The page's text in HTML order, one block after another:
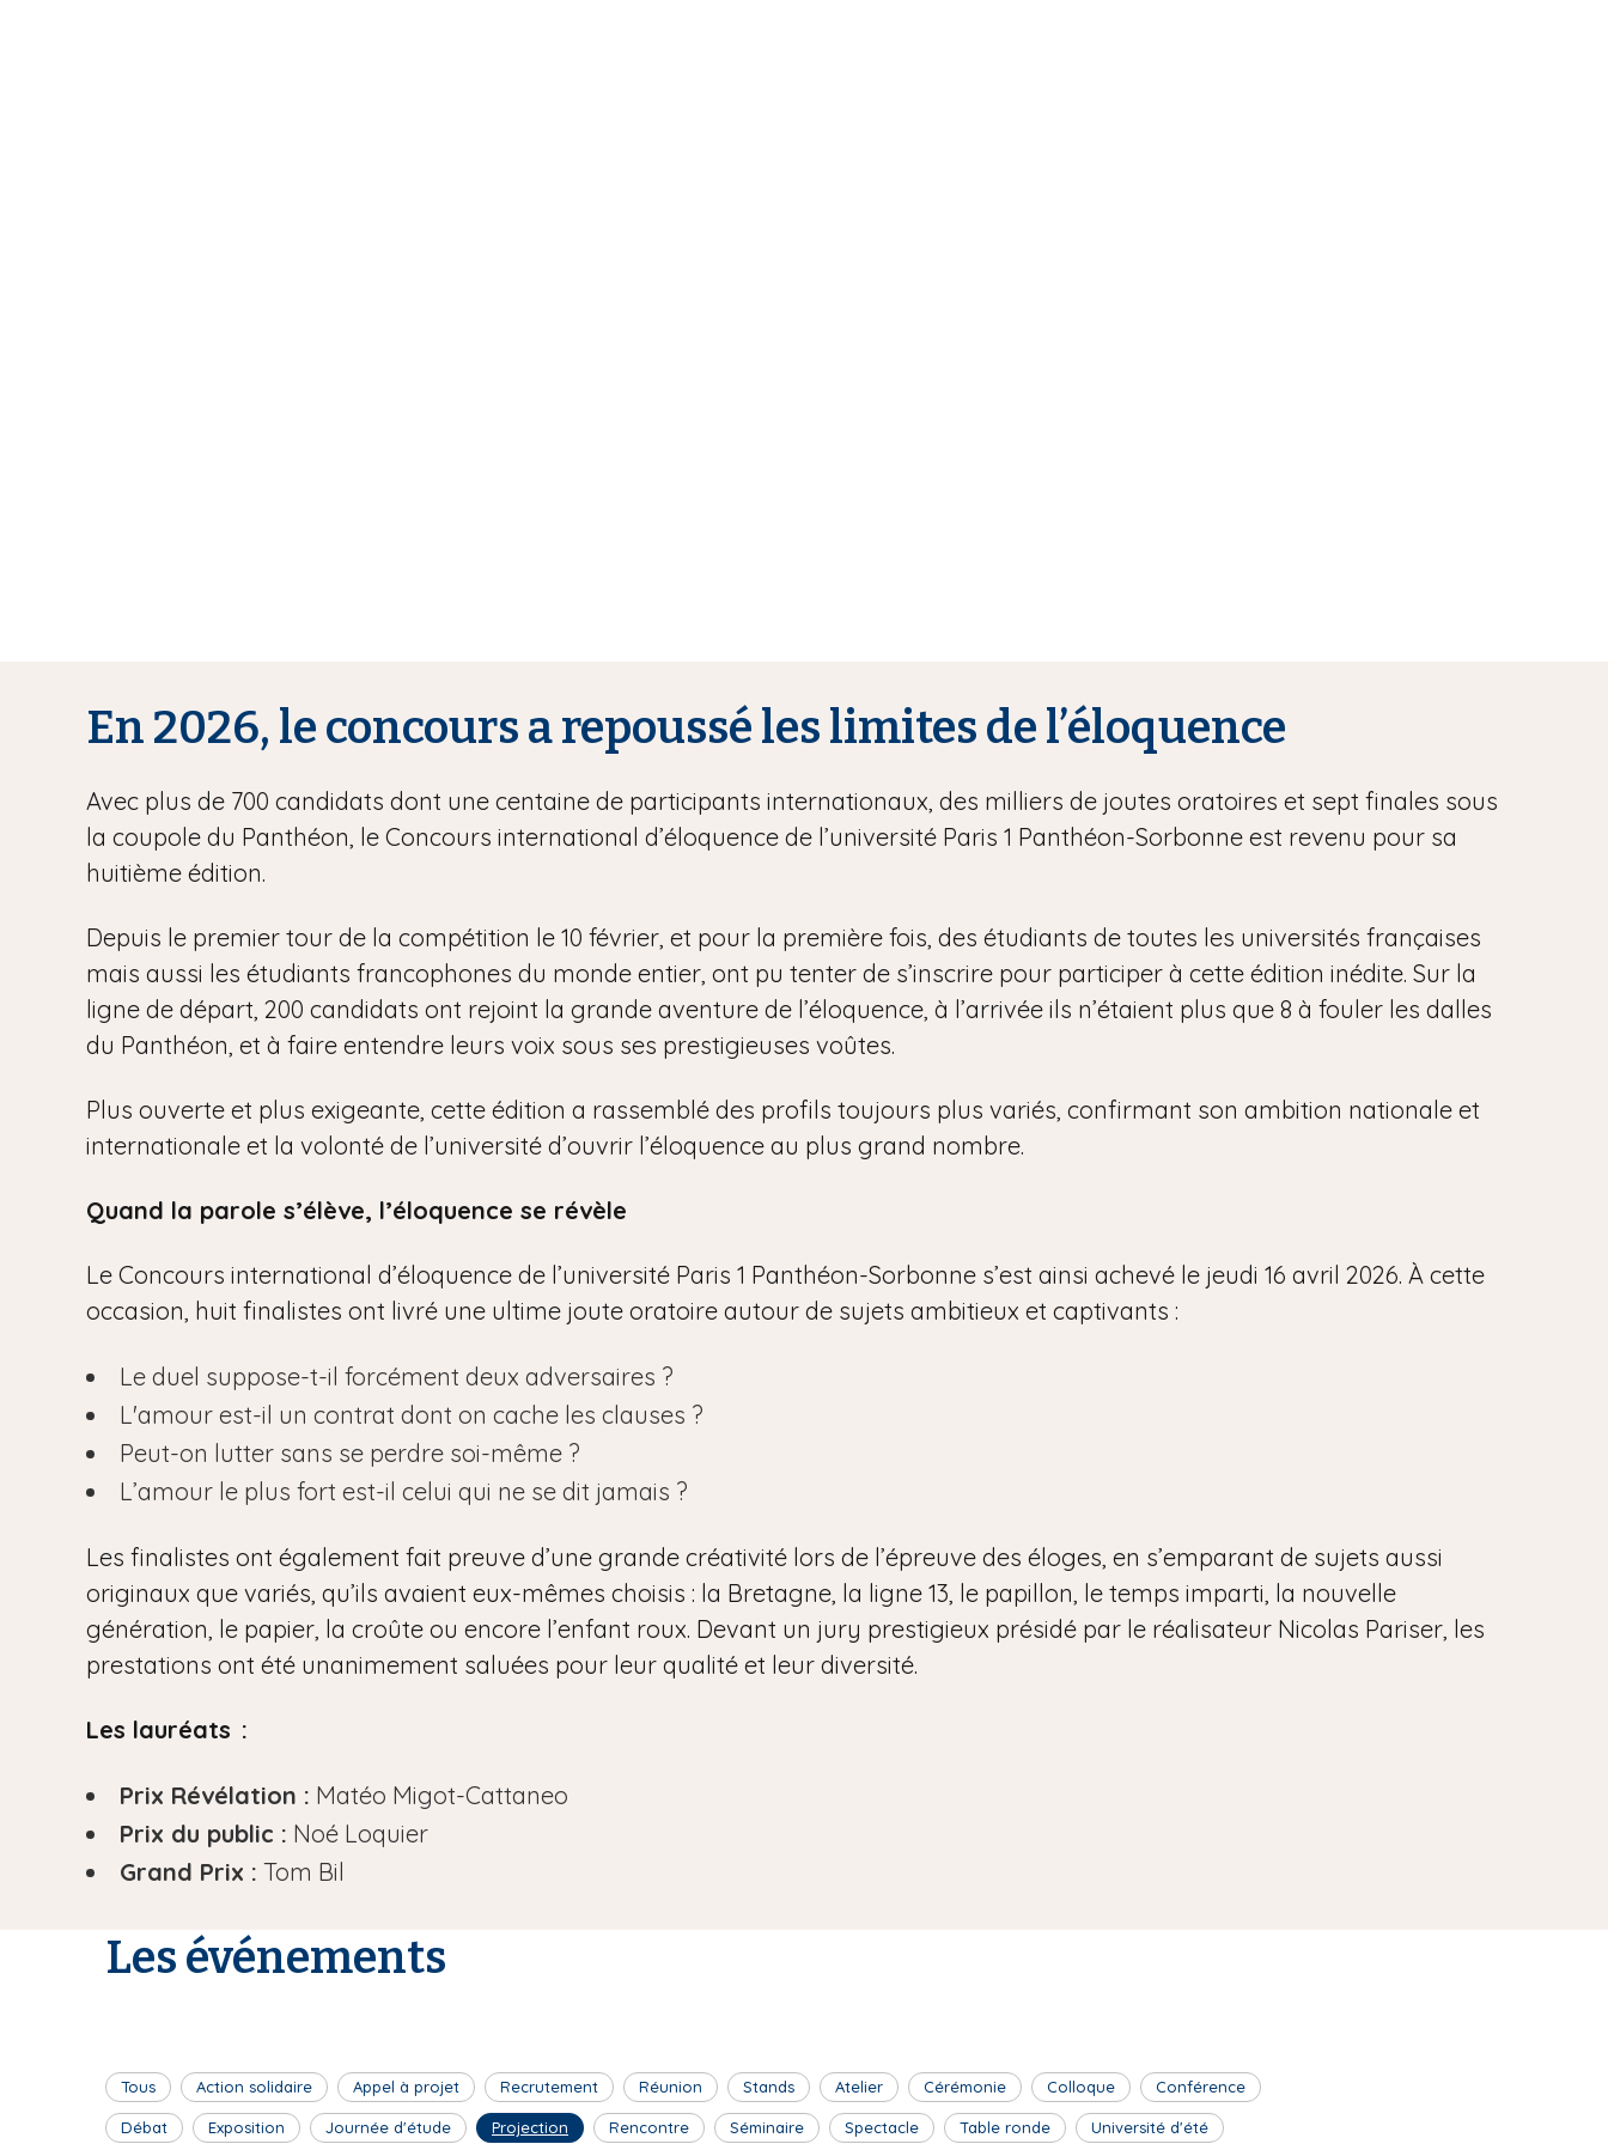
En 2026, le concours a repoussé les limites de l’éloquence
Avec plus de 700 candidats dont une centaine de participants internationaux, des milliers de joutes oratoires et sept finales sous
la coupole du Panthéon, le Concours international d’éloquence de l’université Paris 1 Panthéon-Sorbonne est revenu pour sa
huitième édition.
Depuis le premier tour de la compétition le 10 février, et pour la première fois, des étudiants de toutes les universités françaises
mais aussi les étudiants francophones du monde entier, ont pu tenter de s’inscrire pour participer à cette édition inédite. Sur la
ligne de départ, 200 candidats ont rejoint la grande aventure de l’éloquence, à l’arrivée ils n’étaient plus que 8 à fouler les dalles
du Panthéon, et à faire entendre leurs voix sous ses prestigieuses voûtes.
Plus ouverte et plus exigeante, cette édition a rassemblé des profils toujours plus variés, confirmant son ambition nationale et
internationale et la volonté de l’université d’ouvrir l’éloquence au plus grand nombre.
Quand la parole s’élève, l’éloquence se révèle
Le Concours international d’éloquence de l’université Paris 1 Panthéon-Sorbonne s’est ainsi achevé le jeudi 16 avril 2026. À cette
occasion, huit finalistes ont livré une ultime joute oratoire autour de sujets ambitieux et captivants :
Le duel suppose-t-il forcément deux adversaires ?
L'amour est-il un contrat dont on cache les clauses ?
Peut-on lutter sans se perdre soi-même ?
L’amour le plus fort est-il celui qui ne se dit jamais ?
Les finalistes ont également fait preuve d’une grande créativité lors de l’épreuve des éloges, en s’emparant de sujets aussi
originaux que variés, qu’ils avaient eux-mêmes choisis : la Bretagne, la ligne 13, le papillon, le temps imparti, la nouvelle
génération, le papier, la croûte ou encore l’enfant roux. Devant un jury prestigieux présidé par le réalisateur Nicolas Pariser, les
prestations ont été unanimement saluées pour leur qualité et leur diversité.
Les lauréats :
Prix Révélation : Matéo Migot-Cattaneo
Prix du public : Noé Loquier
Grand Prix : Tom Bil
Les événements
Tous Action solidaire Appel à projet Recrutement Réunion Stands Atelier Cérémonie Colloque Conférence
Débat Exposition Journée d'étude Projection Rencontre Séminaire Spectacle Table ronde Université d'été